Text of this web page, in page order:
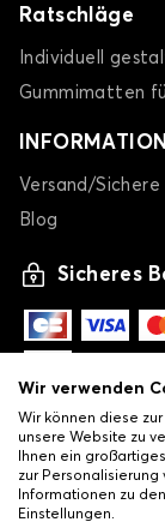
Ratschläge
Individuell
Gummimatten
Versand/
Blog
Sicheres
Wir verwenden
Wir können diese
unsere Website zu
Ihnen ein
zur Personalisierung
Informationen zu
Einstellungen.